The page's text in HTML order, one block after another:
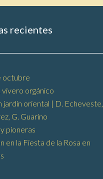
recientes
octubre
vivero orgánico
jardín oriental | D. Echeveste,
G. Guarino
pioneras
en la Fiesta de la Rosa en